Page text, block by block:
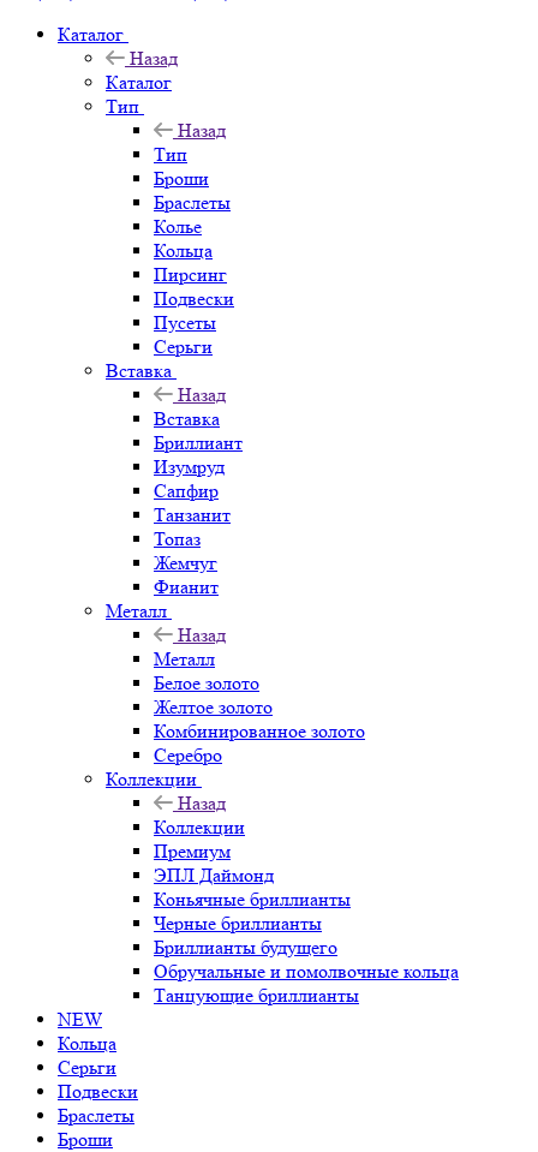
Каталог
Назад
Каталог
Тип
Назад
Тип
Броши
Браслеты
Колье
Кольца
Пирсинг
Подвески
Пусеты
Серьги
Вставка
Назад
Вставка
Бриллиант
Изумруд
Сапфир
Танзанит
Топаз
Жемчуг
Фианит
Металл
Назад
Металл
Белое золото
Желтое золото
Комбинированное золото
Серебро
Коллекции
Назад
Коллекции
Премиум
ЭПЛ Даймонд
Коньячные бриллианты
Черные бриллианты
Бриллианты будущего
Обручальные и помолвочные кольца
Танцующие бриллианты
NEW
Кольца
Серьги
Подвески
Браслеты
Броши